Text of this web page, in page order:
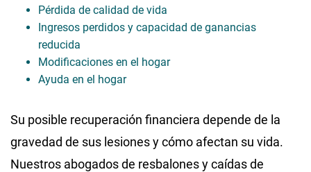
Pérdida de calidad de vida
Ingresos perdidos y capacidad de ganancias
reducida
Modificaciones en el hogar
Ayuda en el hogar
Su posible recuperación financiera depende de la
gravedad de sus lesiones y cómo afectan su vida.
Nuestros abogados de resbalones y caídas de